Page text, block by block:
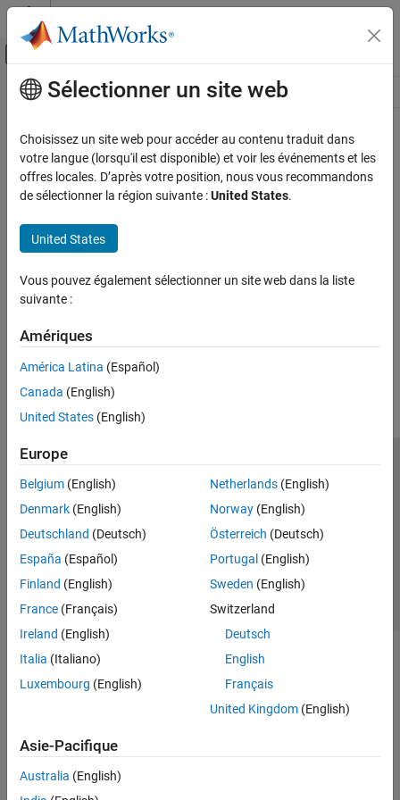
Passer au contenu
Activer/désactiver l'affichage du menu
Ressource
Contenu principal
Sélectionner un site web
Choisissez un site web pour accéder au contenu traduit dans
votre langue (lorsqu'il est disponible) et voir les événements et les
offres locales. D’après votre position, nous vous recommandons
de sélectionner la région suivante :United States.
United States
Vous pouvez également sélectionner un site web dans la liste
suivante :
Amériques
América Latina (Español)
Canada (English)
United States (English)
Europe
Belgium (English)
Denmark (English)
Deutschland (Deutsch)
España (Español)
Finland (English)
France (Français)
Ireland (English)
Italia (Italiano)
Luxembourg (English)
Netherlands(English)
Norway(English)
Österreich (Deutsch)
Portugal (English)
Sweden (English)
Switzerland
Deutsch
English
Français
United Kingdom(English)
Asie-Pacifique
Australia (English)
Lutte anti-piratage
Contacts locaux
© 1994-2026 The MathWorks, Inc.